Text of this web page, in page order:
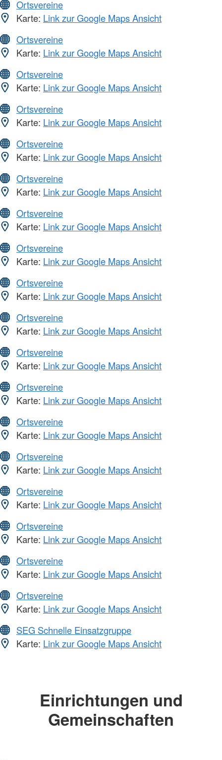
Ortsvereine
Karte: Link zur Google Maps Ansicht
Ortsvereine
Karte: Link zur Google Maps Ansicht
Ortsvereine
Karte: Link zur Google Maps Ansicht
Ortsvereine
Karte: Link zur Google Maps Ansicht
Ortsvereine
Karte: Link zur Google Maps Ansicht
Ortsvereine
Karte: Link zur Google Maps Ansicht
Ortsvereine
Karte: Link zur Google Maps Ansicht
Ortsvereine
Karte: Link zur Google Maps Ansicht
Ortsvereine
Karte: Link zur Google Maps Ansicht
Ortsvereine
Karte: Link zur Google Maps Ansicht
Ortsvereine
Karte: Link zur Google Maps Ansicht
Ortsvereine
Karte: Link zur Google Maps Ansicht
Ortsvereine
Karte: Link zur Google Maps Ansicht
Ortsvereine
Karte: Link zur Google Maps Ansicht
Ortsvereine
Karte: Link zur Google Maps Ansicht
Ortsvereine
Karte: Link zur Google Maps Ansicht
Ortsvereine
Karte: Link zur Google Maps Ansicht
Ortsvereine
Karte: Link zur Google Maps Ansicht
SEG Schnelle Einsatzgruppe
Karte: Link zur Google Maps Ansicht
Einrichtungen und
Gemeinschaften